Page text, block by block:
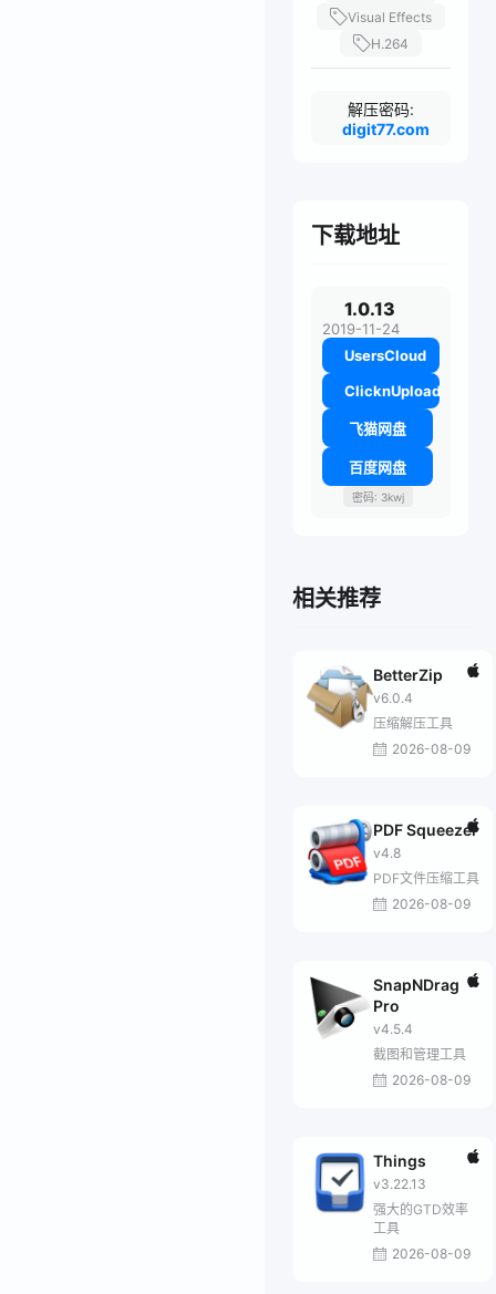
Visual Effects
H.264
解压密码:
digit77.com
下载地址
1.0.13
2019-11-24
UsersCloud
ClicknUpload
飞猫网盘
百度网盘
密码: 3kwj
相关推荐
BetterZip
v6.0.4
压缩解压工具
2026-08-09
PDF Squeezer
v4.8
PDF文件压缩工具
2026-08-09
SnapNDrag
Pro
v4.5.4
截图和管理工具
2026-08-09
Things
v3.22.13
强大的GTD效率
工具
2026-08-09